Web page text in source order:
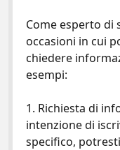
Come esperto di
occasioni in cui
chiedere
esempi:
1. Richiesta di
intenzione di
specifico,